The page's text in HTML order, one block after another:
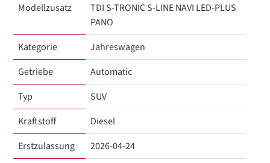
Modellzusatz
TDI S-TRONIC S-LINE NAVI LED-PLUS
PANO
Kategorie
Jahreswagen
Getriebe
Automatic
Typ
SUV
Kraftstoff
Diesel
Erstzulassung
2026-04-24